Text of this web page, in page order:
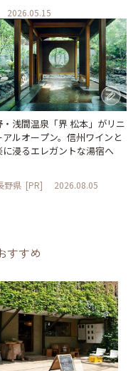
2026.05.15
・浅間温泉「界 松本」がリニ
アルオープン。信州ワインと
に浸るエレガントな湯宿へ
野県 [PR] 2026.08.05
すすめ